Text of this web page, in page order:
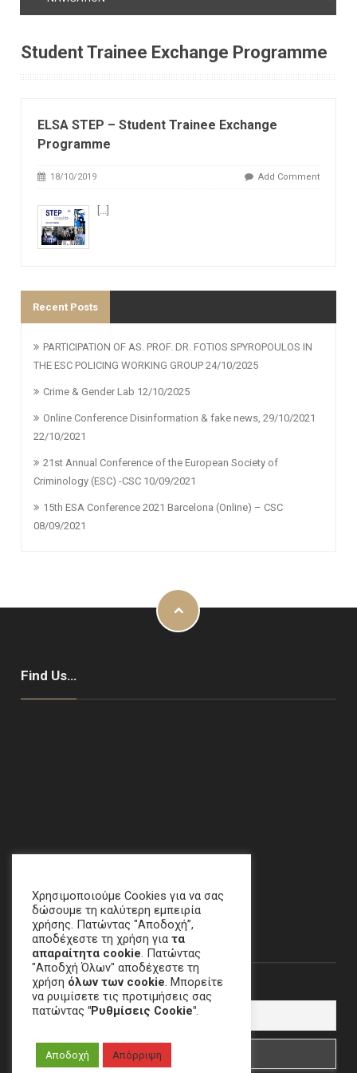
Student Trainee Exchange Programme
ELSA STEP – Student Trainee Exchange
Programme
18/10/2019 Add Comment
[...]
Recent Posts
PARTICIPATION OF AS. PROF. DR. FOTIOS SPYROPOULOS IN
THE ESC POLICING WORKING GROUP 24/10/2025
Crime & Gender Lab 12/10/2025
Online Conference Disinformation & fake news, 29/10/2021
22/10/2021
21st Annual Conference of the European Society of
Criminology (ESC) -CSC 10/09/2021
15th ESA Conference 2021 Barcelona (Online) – CSC
08/09/2021
Find Us…
email:crime[at]e-keme[dot]gr
Newsletter
Email
Χρησιμοποιούμε Cookies για να σας
δώσουμε τη καλύτερη εμπειρία
χρήσης. Πατώντας "Αποδοχή”,
αποδέχεστε τη χρήση για τα
απαραίτητα cookie. Πατώντας
"Αποδχή Όλων" αποδέχεστε τη
χρήση όλων των cookie. Μπορείτε
να ρυιμίσετε τις προτιμήσεις σας
πατώντας "Ρυθμίσεις Cookie".
Αποδοχή Απόρριψη